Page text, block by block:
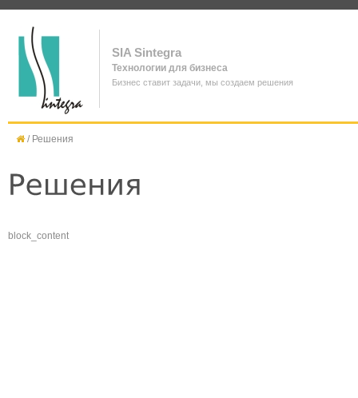
SIA Sintegra
Технологии для бизнеса
Бизнес ставит задачи, мы создаем решения
/ Решения
block_content